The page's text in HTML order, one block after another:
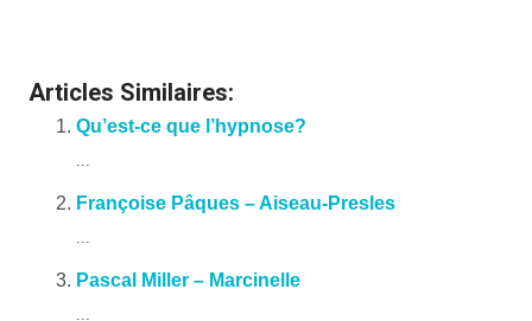
Articles Similaires:
Qu’est-ce que l’hypnose?
...
Françoise Pâques – Aiseau-Presles
...
Pascal Miller – Marcinelle
...